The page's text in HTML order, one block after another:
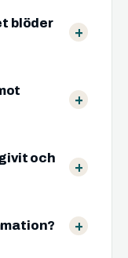
blöder
och